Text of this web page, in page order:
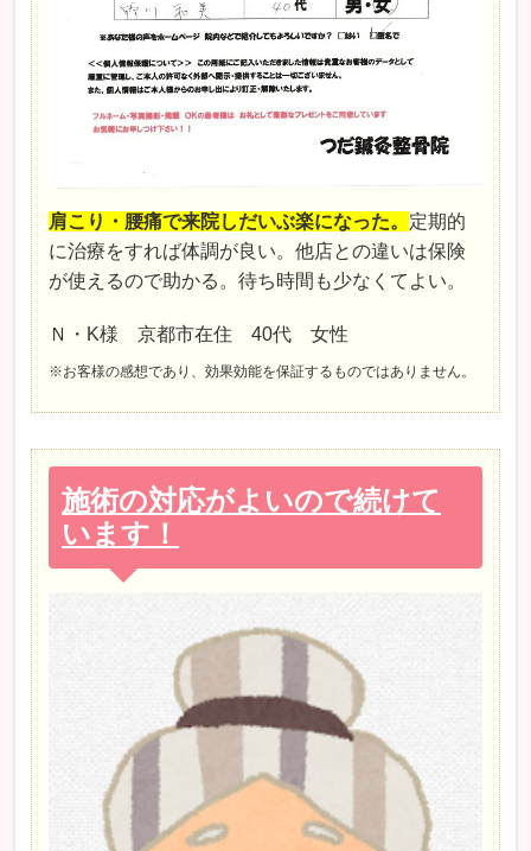
肩こり・腰痛で来院しだいぶ楽になった。 定期的
に治療をすれば体調が良い。他店との違いは保険
が使えるので助かる。待ち時間も少なくてよい。
Ｎ・K様 京都市在住 40代 女性
※お客様の感想であり、効果効能を保証するものではありません。
施術の対応がよいので続けて
います！